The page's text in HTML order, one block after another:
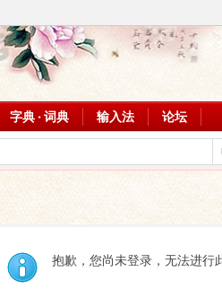
字典 · 词典 输入法 论坛
抱歉，您尚未登录，无法进行